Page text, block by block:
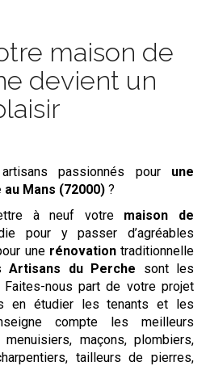
maison de
devient un
passionnés pour
une
au Mans (72000) ?
à neuf votre maison de
pour y passer d’agréables
une rénovationtraditionnelle
Artisans du Perche sont les
nous part de votre projet
en étudier les tenants et les
compte les meilleurs
maçons, plombiers,
tailleurs de pierres,